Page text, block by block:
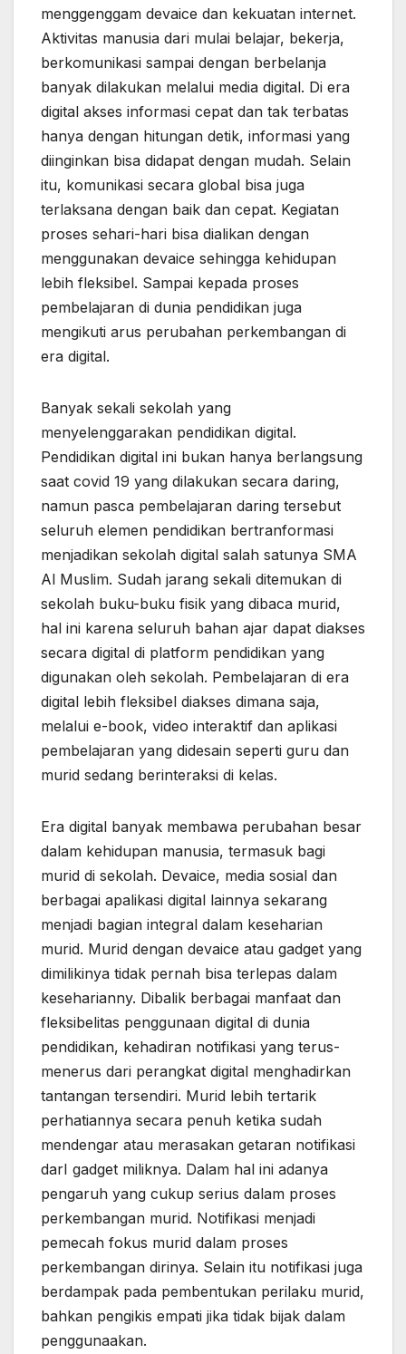
menggenggam devaice dan kekuatan internet.
Aktivitas manusia dari mulai belajar, bekerja,
berkomunikasi sampai dengan berbelanja
banyak dilakukan melalui media digital. Di era
digital akses informasi cepat dan tak terbatas
hanya dengan hitungan detik, informasi yang
diinginkan bisa didapat dengan mudah. Selain
itu, komunikasi secara global bisa juga
terlaksana dengan baik dan cepat. Kegiatan
proses sehari-hari bisa dialikan dengan
menggunakan devaice sehingga kehidupan
lebih fleksibel. Sampai kepada proses
pembelajaran di dunia pendidikan juga
mengikuti arus perubahan perkembangan di
era digital.
Banyak sekali sekolah yang
menyelenggarakan pendidikan digital.
Pendidikan digital ini bukan hanya berlangsung
saat covid 19 yang dilakukan secara daring,
namun pasca pembelajaran daring tersebut
seluruh elemen pendidikan bertranformasi
menjadikan sekolah digital salah satunya SMA
Al Muslim. Sudah jarang sekali ditemukan di
sekolah buku-buku fisik yang dibaca murid,
hal ini karena seluruh bahan ajar dapat diakses
secara digital di platform pendidikan yang
digunakan oleh sekolah. Pembelajaran di era
digital lebih fleksibel diakses dimana saja,
melalui e-book, video interaktif dan aplikasi
pembelajaran yang didesain seperti guru dan
murid sedang berinteraksi di kelas.
Era digital banyak membawa perubahan besar
dalam kehidupan manusia, termasuk bagi
murid di sekolah. Devaice, media sosial dan
berbagai apalikasi digital lainnya sekarang
menjadi bagian integral dalam keseharian
murid. Murid dengan devaice atau gadget yang
dimilikinya tidak pernah bisa terlepas dalam
keseharianny. Dibalik berbagai manfaat dan
fleksibelitas penggunaan digital di dunia
pendidikan, kehadiran notifikasi yang terus-
menerus dari perangkat digital menghadirkan
tantangan tersendiri. Murid lebih tertarik
perhatiannya secara penuh ketika sudah
mendengar atau merasakan getaran notifikasi
darI gadget miliknya. Dalam hal ini adanya
pengaruh yang cukup serius dalam proses
perkembangan murid. Notifikasi menjadi
pemecah fokus murid dalam proses
perkembangan dirinya. Selain itu notifikasi juga
berdampak pada pembentukan perilaku murid,
bahkan pengikis empati jika tidak bijak dalam
penggunaakan.